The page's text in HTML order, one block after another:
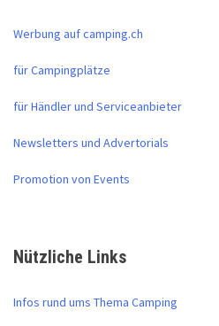
Werbung auf camping.ch
für Campingplätze
für Händler und Serviceanbieter
Newsletters und Advertorials
Promotion von Events
Nützliche Links
Infos rund ums Thema Camping